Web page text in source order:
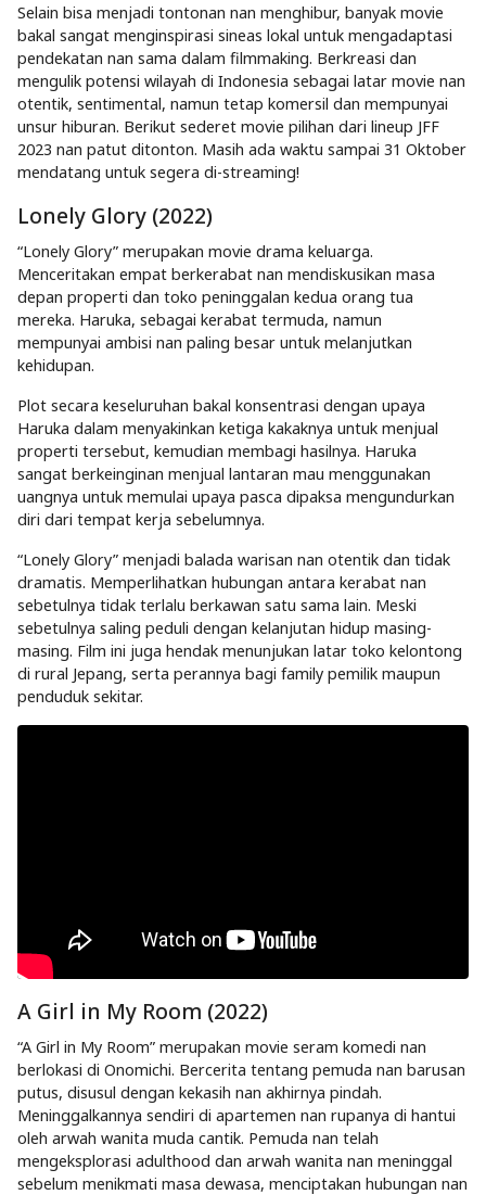
Selain bisa menjadi tontonan nan menghibur, banyak movie
bakal sangat menginspirasi sineas lokal untuk mengadaptasi
pendekatan nan sama dalam filmmaking. Berkreasi dan
mengulik potensi wilayah di Indonesia sebagai latar movie nan
otentik, sentimental, namun tetap komersil dan mempunyai
unsur hiburan. Berikut sederet movie pilihan dari lineup JFF
2023 nan patut ditonton. Masih ada waktu sampai 31 Oktober
mendatang untuk segera di-streaming!
Lonely Glory (2022)
“Lonely Glory” merupakan movie drama keluarga.
Menceritakan empat berkerabat nan mendiskusikan masa
depan properti dan toko peninggalan kedua orang tua
mereka. Haruka, sebagai kerabat termuda, namun
mempunyai ambisi nan paling besar untuk melanjutkan
kehidupan.
Plot secara keseluruhan bakal konsentrasi dengan upaya
Haruka dalam menyakinkan ketiga kakaknya untuk menjual
properti tersebut, kemudian membagi hasilnya. Haruka
sangat berkeinginan menjual lantaran mau menggunakan
uangnya untuk memulai upaya pasca dipaksa mengundurkan
diri dari tempat kerja sebelumnya.
“Lonely Glory” menjadi balada warisan nan otentik dan tidak
dramatis. Memperlihatkan hubungan antara kerabat nan
sebetulnya tidak terlalu berkawan satu sama lain. Meski
sebetulnya saling peduli dengan kelanjutan hidup masing-
masing. Film ini juga hendak menunjukan latar toko kelontong
di rural Jepang, serta perannya bagi family pemilik maupun
penduduk sekitar.
A Girl in My Room (2022)
“A Girl in My Room” merupakan movie seram komedi nan
berlokasi di Onomichi. Bercerita tentang pemuda nan barusan
putus, disusul dengan kekasih nan akhirnya pindah.
Meninggalkannya sendiri di apartemen nan rupanya di hantui
oleh arwah wanita muda cantik. Pemuda nan telah
mengeksplorasi adulthood dan arwah wanita nan meninggal
sebelum menikmati masa dewasa, menciptakan hubungan nan